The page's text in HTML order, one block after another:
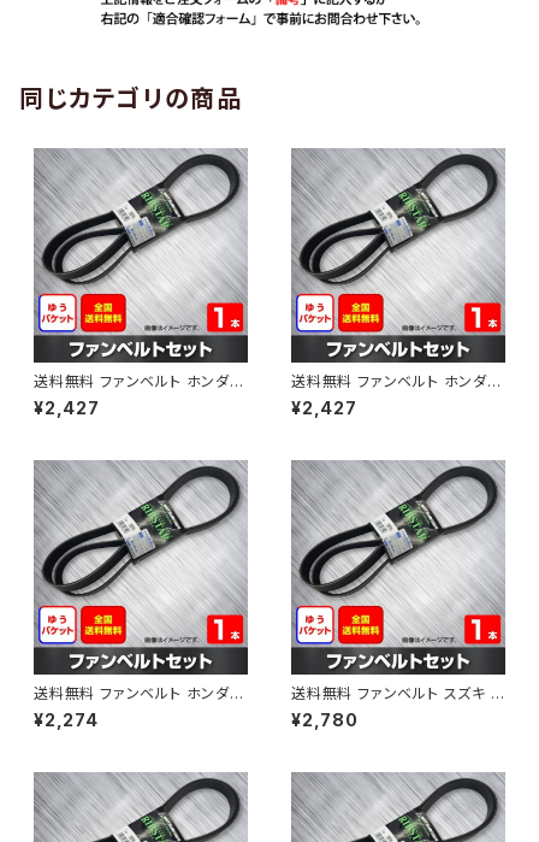
同じカテゴリの商品
送料無料 ファンベルト ホンダ
ゼスト 型式JE1 H18.03～H24.
11 （国内トップメーカー） 1本 H
¥2,427
送料無料 ファンベルト ホンダ ラ
イフ 型式JB6 H15.09～H20.1
1 （国内トップメーカー） 1本 HA
¥2,427
送料無料 ファンベルト ホンダ フ
ィット 型式GE6 H19.10～H25.
09 （国内トップメーカー） 1本 H
¥2,274
送料無料 ファンベルト スズキ ス
ペーシア 型式MK32S H25.03
～H30.02 （国内トップメーカ
¥2,780